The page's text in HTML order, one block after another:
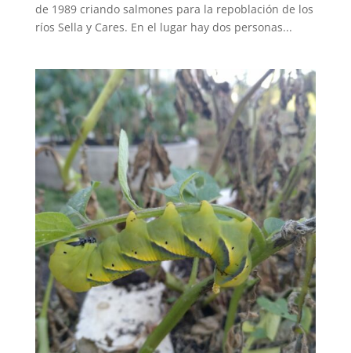
de 1989 criando salmones para la repoblación de los
ríos Sella y Cares. En el lugar hay dos personas...